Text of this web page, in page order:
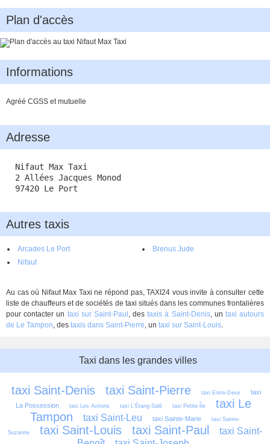
Plan d'accès
Informations
Agréé CGSS et mutuelle
Adresse
Nifaut Max Taxi
2 Allées Jacques Monod
97420 Le Port
Autres taxis
Arcades Le Port
Brenus Jude
Nifaut
Au cas où Nifaut Max Taxi ne répond pas, TAXI24 vous invite à consulter cette
liste de chauffeurs et de sociétés de taxi situés dans les communes frontalières
pour contacter un taxi sur Saint-Paul , destaxis à Saint-Denis, un taxi autours
de Le Tampon, des taxis dans Saint-Pierre, un taxi sur Saint-Louis.
Taxi dans les grandes villes
taxi Saint-Denis taxi Saint-Pierre taxi Entre-Deux
taxi
La Possession
taxi Les Avirons taxi L'Étang-Salé taxi Petite-Île
taxi Le
Tampon
taxi Saint-Leu taxi Sainte-Marie taxi Sainte-
Suzanne taxi Saint-Louis taxi Saint-Paul
taxi Saint-